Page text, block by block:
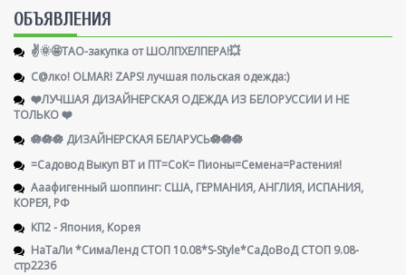
ОБЪЯВЛЕНИЯ
✌️🌞🤩ТАО-закупка от ШОЛПХЕЛПЕРА!💥
С@лко! OLMAR! ZAPS! лучшая польская одежда:)
❤️ЛУЧШАЯ ДИЗАЙНЕРСКАЯ ОДЕЖДА ИЗ БЕЛОРУССИИ И НЕ
ТОЛЬКО ❤️
🪷🪷🪷 ДИЗАЙНЕРСКАЯ БЕЛАРУСЬ🪷🪷🪷
=Садовод Выкуп ВТ и ПТ=СоК= Пионы=Семена=Растения!
Ааафигенный шоппинг: США, ГЕРМАНИЯ, АНГЛИЯ, ИСПАНИЯ,
КОРЕЯ, РФ
КП2 - Япония, Корея
НаТаЛи *СимаЛенд СТОП 10.08*S-Style*СаДоВоД СТОП 9.08-
стр2236